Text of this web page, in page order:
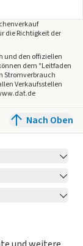
die Richtigkeit der
und den offiziellen
dem "Leitfaden
Stromverbrauch
Verkaufsstellen
Nach Oben